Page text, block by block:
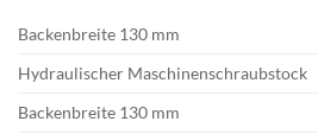
Backenbreite 130 mm
Hydraulischer Maschinenschraubstock
Backenbreite 130 mm